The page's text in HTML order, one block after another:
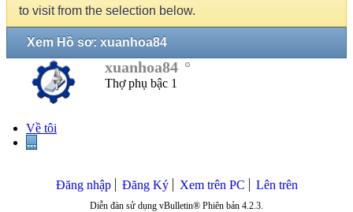
to visit from the selection below.
Xem Hồ sơ: xuanhoa84
xuanhoa84
Thợ phụ bậc 1
Về tôi
...
Đăng nhập Đăng Ký Xem trên PC Lên trên
Diễn đàn sử dụng vBulletin® Phiên bản 4.2.3.